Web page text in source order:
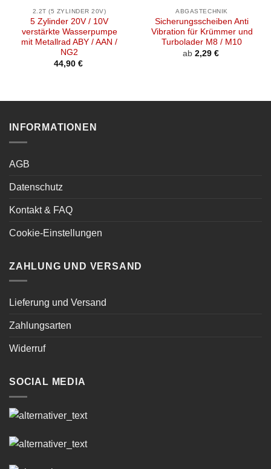
2.2T (5 ZYLINDER 20V)
5 Zylinder 20V / 10V
verstärkte Wasserpumpe
mit Metallrad ABY / AAN /
NG2
44,90 €
ABGASTECHNIK
Sicherungsscheiben Anti
Vibration für Krümmer und
Turbolader M8 / M10
ab 2,29 €
INFORMATIONEN
AGB
Datenschutz
Kontakt & FAQ
Cookie-Einstellungen
ZAHLUNG UND VERSAND
Lieferung und Versand
Zahlungsarten
Widerruf
SOCIAL MEDIA